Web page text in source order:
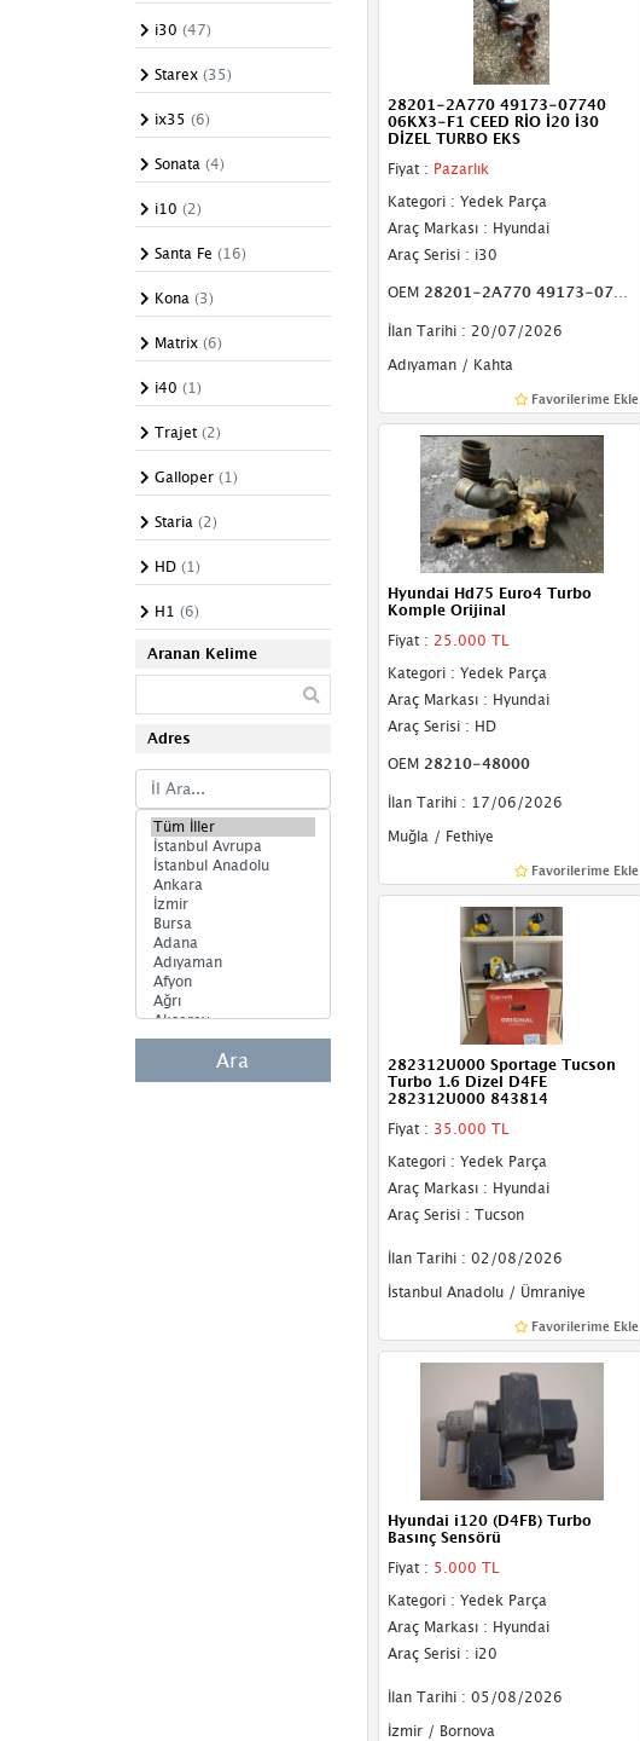
Turbo Valfi
Vakum Pompası
Vuruntu Sensörü
Yağ Pompası
Yağ Müşürü
Yağ Soğutucu
Yağ Basınç Sensörü
Biyel
Keçe
Kulak
Motor Takozu
Piyano Tuşu
Segman
Su Radyatörü
Yağ Çubuğu
i30 (47)
Starex (35)
ix35 (6)
Sonata (4)
i10 (2)
Santa Fe (16)
Kona (3)
Matrix (6)
i40 (1)
Trajet (2)
Galloper (1)
Staria (2)
HD (1)
H1 (6)
Aranan Kelime
Adres
Ara
28201-2A770 49173-07740
06KX3-F1 CEED RİO İ20 İ30
DİZEL TURBO EKS
Fiyat : Pazarlık
Kategori : Yedek Parça
Araç Markası : Hyundai
Araç Serisi : i30
OEM 28201-2A770 49173-07740 06KX3-F1
İlan Tarihi : 20/07/2026
Adıyaman / Kahta
Favorilerime Ekle
Hyundai Hd75 Euro4 Turbo
Komple Orijinal
Fiyat : 25.000 TL
Kategori : Yedek Parça
Araç Markası : Hyundai
Araç Serisi : HD
OEM 28210-48000
İlan Tarihi : 17/06/2026
Muğla / Fethiye
Favorilerime Ekle
282312U000 Sportage Tucson
Turbo 1.6 Dizel D4FE
282312U000 843814
Fiyat : 35.000 TL
Kategori : Yedek Parça
Araç Markası : Hyundai
Araç Serisi : Tucson
İlan Tarihi : 02/08/2026
İstanbul Anadolu / Ümraniye
Favorilerime Ekle
Hyundai i120 (D4FB) Turbo
Basınç Sensörü
Fiyat : 5.000 TL
Kategori : Yedek Parça
Araç Markası : Hyundai
Araç Serisi : i20
İlan Tarihi : 05/08/2026
İzmir / Bornova